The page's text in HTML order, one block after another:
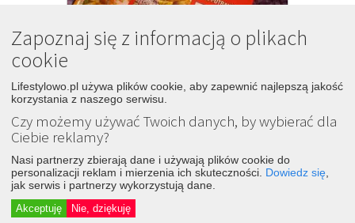
Recenzja książki z przepisami
"polska książka kucharska"
8
9 lat temu
Śledź
Dodaj
Ciasta bez pieczenia * Ciasta i
Zapoznaj się z informacją o plikach
cookie
Lifestylowo.pl używa plików cookie, aby zapewnić najlepszą jakość
korzystania z naszego serwisu.
Czy możemy używać Twoich danych, by wybierać dla
Ciebie reklamy?
Nasi partnerzy zbierają dane i używają plików cookie do
personalizacji reklam i mierzenia ich skuteczności. Dowiedz się
jak serwis i partnerzy wykorzystują dane.
Akceptuję Nie, dziękuję